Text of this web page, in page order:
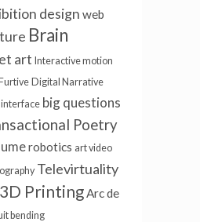
design web
Brain
art Interactive motion
Digital Narrative
interface big questions
Poetry
robotics art video
Televirtuality
3D PrintingArc de
bending